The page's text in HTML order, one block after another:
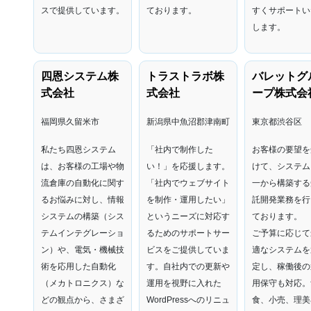
スで提供しています。
ております。
すくサポート
します。
四恩システム株
式会社
福岡県久留米市
私たち四恩システム
は、お客様の工場や物
流倉庫の自動化に関す
るお悩みに対し、情報
システムの構築（シス
テムインテグレーショ
ン）や、電気・機械技
術を応用した自動化
（メカトロニクス）な
どの観点から、さまざ
トラストラボ株
式会社
新潟県中魚沼郡津南町
「社内で制作した
い！」を応援します。
「社内でウェブサイト
を制作・運用したい」
というニーズに対応す
るためのサポートサー
ビスをご提供していま
す。自社内での更新や
運用を視野に入れた
WordPressへのリニュ
バレットグ
ープ株式会
東京都渋谷区
お客様の要望
けて、システ
一から構築す
託開発業務を
ております。
ご予算に応じ
適なシステム
定し、稼働後
用保守も対応
食、小売、理